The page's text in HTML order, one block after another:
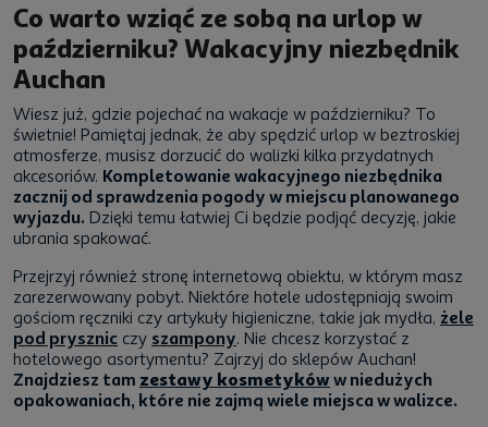
Co warto wziąć ze sobą na urlop w
październiku? Wakacyjny niezbędnik
Auchan
Wiesz już, gdzie pojechać na wakacje w październiku? To
świetnie! Pamiętaj jednak, że aby spędzić urlop w beztroskiej
atmosferze, musisz dorzucić do walizki kilka przydatnych
akcesoriów. Kompletowanie wakacyjnego niezbędnika
zacznij od sprawdzenia pogody w miejscu planowanego
wyjazdu. Dzięki temu łatwiej Ci będzie podjąć decyzję, jakie
ubrania spakować.
Przejrzyj również stronę internetową obiektu, w którym masz
zarezerwowany pobyt. Niektóre hotele udostępniają swoim
gościom ręczniki czy artykuły higieniczne, takie jak mydła, żele
pod prysznic czy szampony. Nie chcesz korzystać z
hotelowego asortymentu? Zajrzyj do sklepów Auchan!
Znajdziesz tam zestawy kosmetyków w niedużych
opakowaniach, które nie zajmą wiele miejsca w walizce.